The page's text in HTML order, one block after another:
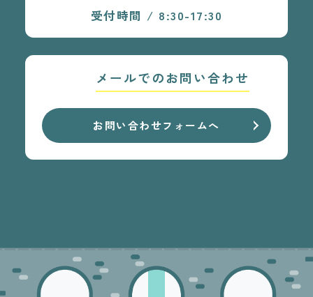
受付時間 / 8:30-17:30
メールでのお問い合わせ
お問い合わせフォームへ